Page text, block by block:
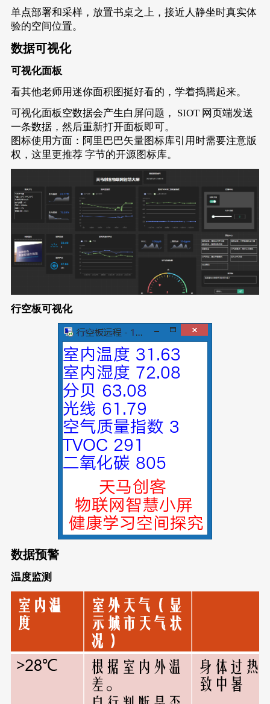
单点部署和采样，放置书桌之上，接近人静坐时真实体
验的空间位置。
数据可视化
可视化面板
看其他老师用迷你面积图挺好看的，学着捣腾起来。
可视化面板空数据会产生白屏问题， SIOT 网页端发送
一条数据，然后重新打开面板即可。
图标使用方面：阿里巴巴矢量图标库引用时需要注意版
权，这里更推荐 字节的开源图标库。
行空板可视化
数据预警
温度监测